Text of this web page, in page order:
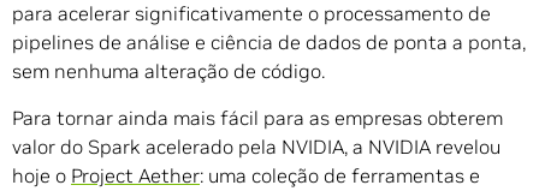
para acelerar significativamente o processamento de
pipelines de análise e ciência de dados de ponta a ponta,
sem nenhuma alteração de código.
Para tornar ainda mais fácil para as empresas obterem
valor do Spark acelerado pela NVIDIA, a NVIDIA revelou
hoje o Project Aether: uma coleção de ferramentas e